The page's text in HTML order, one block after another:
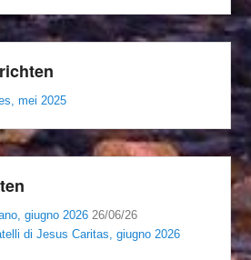
mei 2025
giugno 2026 26/06/26
di Jesus Caritas, giugno 2026